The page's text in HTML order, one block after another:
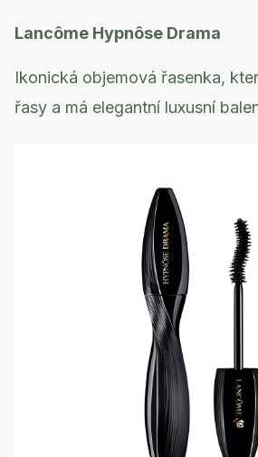
Lancôme Hypnôse Drama
Ikonická objemová řasenka,
řasy a má elegantní luxusní